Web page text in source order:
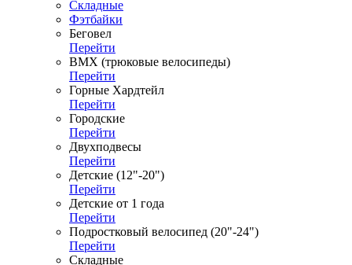
Складные
Фэтбайки
Беговел
Перейти
ВМХ (трюковые велосипеды)
Перейти
Горные Хардтейл
Перейти
Городские
Перейти
Двухподвесы
Перейти
Детские (12"-20")
Перейти
Детские от 1 года
Перейти
Подростковый велосипед (20"-24")
Перейти
Складные